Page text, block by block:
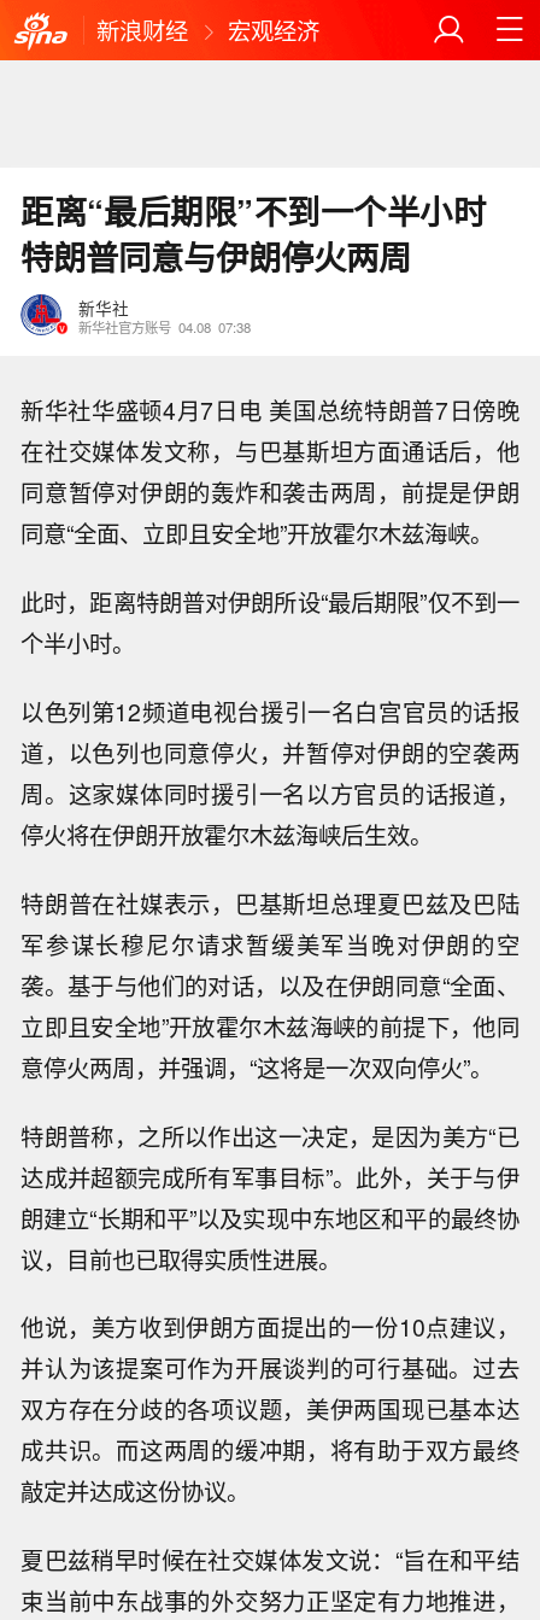
新浪财经 宏观经济
距离“最后期限”不到一个半小时
特朗普同意与伊朗停火两周
新华社
新华社官方账号 04.08 07:38
新华社华盛顿4月7日电 美国总统特朗普7日傍晚
在社交媒体发文称，与巴基斯坦方面通话后，他
同意暂停对伊朗的轰炸和袭击两周，前提是伊朗
同意“全面、立即且安全地”开放霍尔木兹海峡。
此时，距离特朗普对伊朗所设“最后期限”仅不到一
个半小时。
以色列第12频道电视台援引一名白宫官员的话报
道，以色列也同意停火，并暂停对伊朗的空袭两
周。这家媒体同时援引一名以方官员的话报道，
停火将在伊朗开放霍尔木兹海峡后生效。
特朗普在社媒表示，巴基斯坦总理夏巴兹及巴陆
军参谋长穆尼尔请求暂缓美军当晚对伊朗的空
袭。基于与他们的对话，以及在伊朗同意“全面、
立即且安全地”开放霍尔木兹海峡的前提下，他同
意停火两周，并强调，“这将是一次双向停火”。
特朗普称，之所以作出这一决定，是因为美方“已
达成并超额完成所有军事目标”。此外，关于与伊
朗建立“长期和平”以及实现中东地区和平的最终协
议，目前也已取得实质性进展。
他说，美方收到伊朗方面提出的一份10点建议，
并认为该提案可作为开展谈判的可行基础。过去
双方存在分歧的各项议题，美伊两国现已基本达
成共识。而这两周的缓冲期，将有助于双方最终
敲定并达成这份协议。
夏巴兹稍早时候在社交媒体发文说：“旨在和平结
束当前中东战事的外交努力正坚定有力地推进，